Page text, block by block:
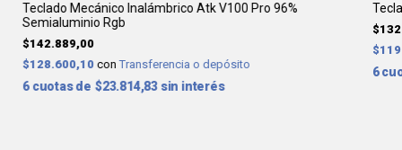
Teclado Mecánico Inalámbrico Atk V100 Pro 96%
Semialuminio Rgb
$142.889,00
$128.600,10 con Transferencia o depósito
6 $23.814,83 sin interés
6